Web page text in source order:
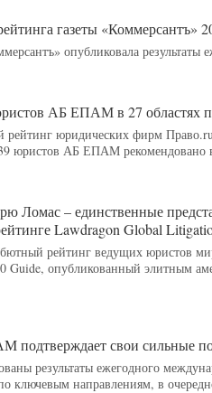
газеты «Коммерсантъ»
опубликовала
АБ ЕПАМ в 27 областях
рейтинг юридических фирм
юристов АБ ЕПАМ рекомендовано
Ломас – единственные
Lawdragon Global
рейтинг ведущих юристов
Guide, опубликованный элитным
подтверждает свои сильные
результаты ежегодного
ключевым направлениям, в